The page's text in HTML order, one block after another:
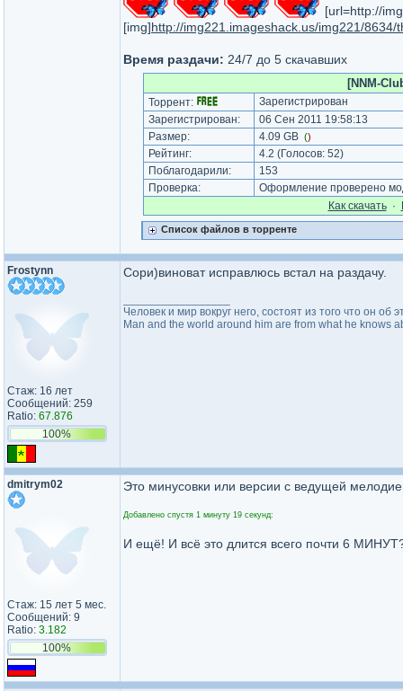
[url=http://
[img]http://img221.imageshack.us/img221/8634/
Время раздачи: 24/7 до 5 скачавших
[NNM-
Торрент:
Зарегистрирован
Зарегистрирован:
06 Сен 2011 19:58:13
Размер:
4.09 GB ()
Рейтинг: 4.2 (Голосов: 52)
Поблагодарили:
153
Проверка:
Оформление проверено
Как cкачать·
Список файлов в торренте
Frostynn
Стаж: 16 лет
Сообщений: 259
Ratio: 67.876
100%
Сори)виноват исправлюсь встал на раздачу.
Человек и мир вокруг него, состоят из того что он об
Man and the world around him are from what he knows
dmitrym02
Стаж: 15 лет 5 мес.
Сообщений: 9
Ratio: 3.182
100%
Это минусовки или версии с ведущей
Добавлено спустя 1 минуту 19 секунд:
И ещё! И всё это длится всего почти 6